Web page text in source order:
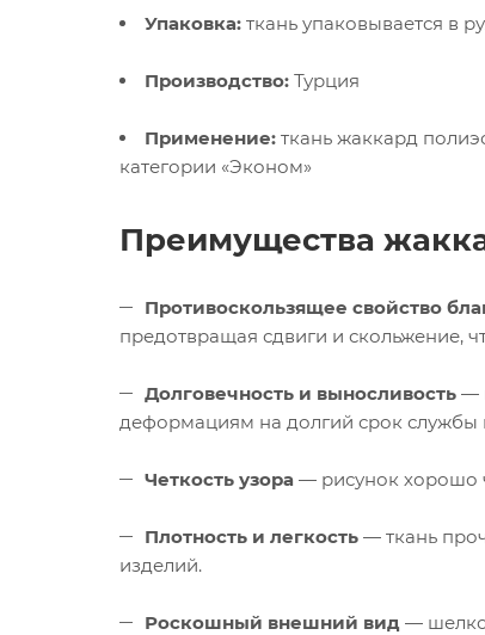
Упаковка: ткань упаковывается в
Производство: Турция
Применение: ткань жаккард
категории «Эконом»
Преимущества
Противоскользящее свойство
предотвращая сдвиги и скольжение,
Долговечность и выносливость —
деформациям на долгий срок службы
Четкость узора — рисунок хорошо
Плотность и легкость — ткань
изделий.
Роскошный внешний вид —